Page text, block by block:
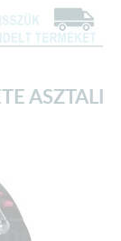
ASZTALI